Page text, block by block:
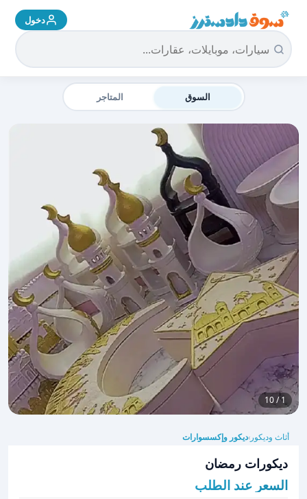
سوق دادسترز الرئيسية دخول
السوق المتاجر
1 / 10
أثاث وديكور ›ديكور وإكسسوارات
ديكورات رمضان
السعر عند الطلب